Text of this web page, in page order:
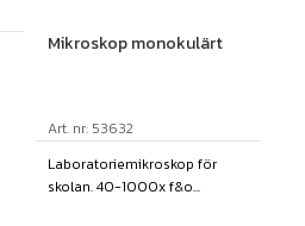
Mikroskop monokulärt
Art. nr: 53632
Laboratoriemikroskop för
skolan. 40-1000x f&o...